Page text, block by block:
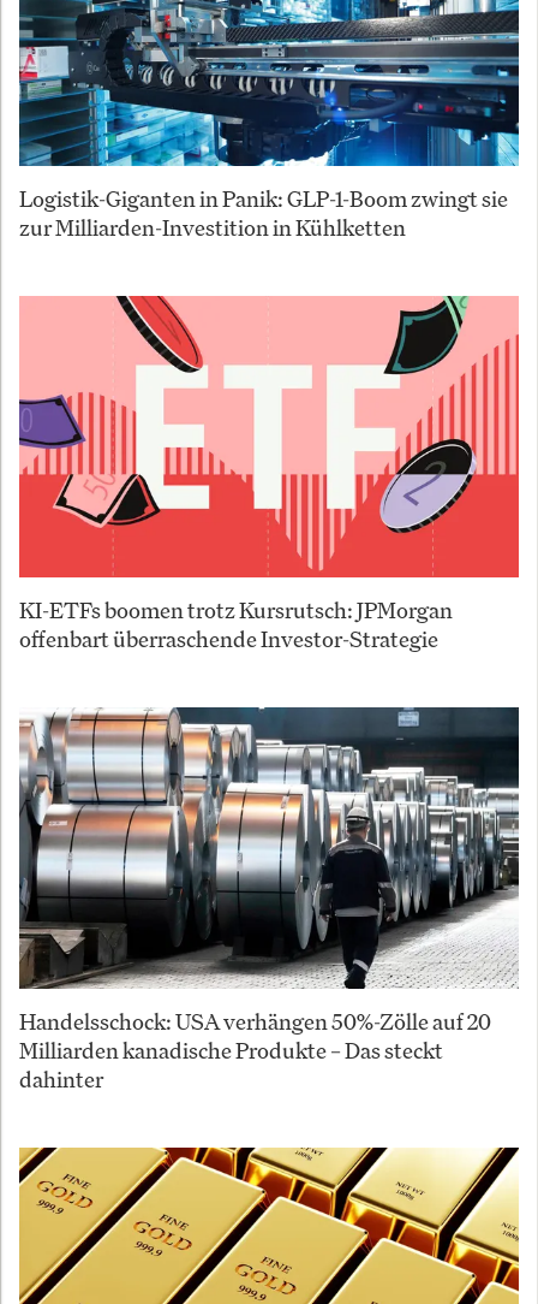
Logistik-Giganten in Panik: GLP-1-Boom zwingt sie
zur Milliarden-Investition in Kühlketten
KI-ETFs boomen trotz Kursrutsch: JPMorgan
offenbart überraschende Investor-Strategie
Handelsschock: USA verhängen 50%-Zölle auf 20
Milliarden kanadische Produkte – Das steckt
dahinter